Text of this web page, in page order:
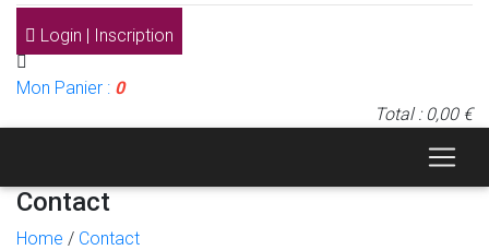
Login | Inscription
Mon Panier : 0
Total : 0,00 €
Contact
Home / Contact